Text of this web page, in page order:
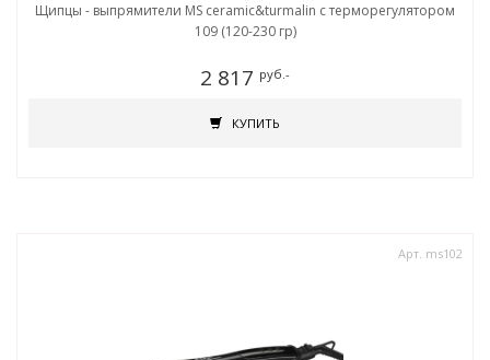
Щипцы - выпрямители MS ceramic&turmalin c терморегулятором
109 (120-230 гр)
2 817 руб.-
КУПИТЬ
Арт. ms102